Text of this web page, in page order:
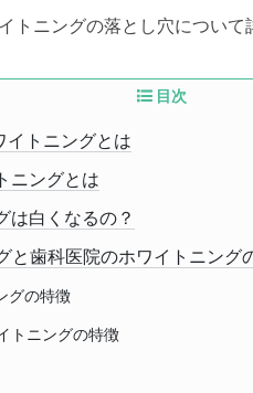
トニングの落とし穴について
目次
イトニングとは
ニングとは
は白くなるの？
と歯科医院のホワイトニング
グの特徴
トニングの特徴